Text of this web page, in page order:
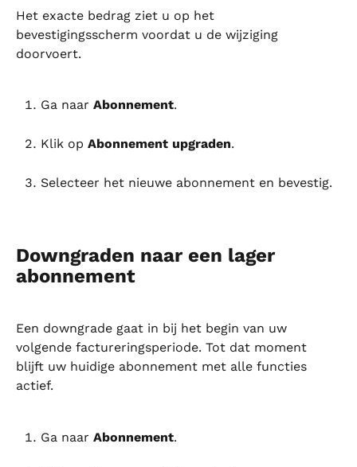
Het exacte bedrag ziet u op het
bevestigingsscherm voordat u de wijziging
doorvoert.
Ga naar Abonnement.
Klik op Abonnement upgraden.
Selecteer het nieuwe abonnement en bevestig.
Downgraden naar een lager
abonnement
Een downgrade gaat in bij het begin van uw
volgende factureringsperiode. Tot dat moment
blijft uw huidige abonnement met alle functies
actief.
Ga naar Abonnement.